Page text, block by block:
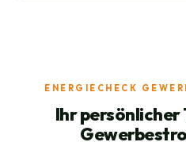
ENERGIECHECK
Ihr